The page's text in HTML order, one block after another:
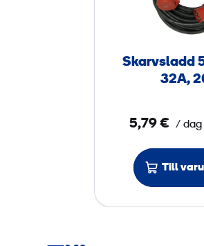
v
s
l
a
5
x
6
Skarvsladd
32A,
5,79 € / dag
Till